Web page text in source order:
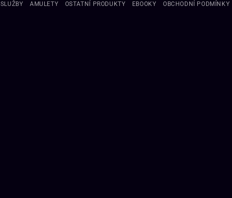
SLUŽBY AMULETY OSTATNÍ PRODUKTY EBOOKY OBCHODNÍ PODMÍNKY